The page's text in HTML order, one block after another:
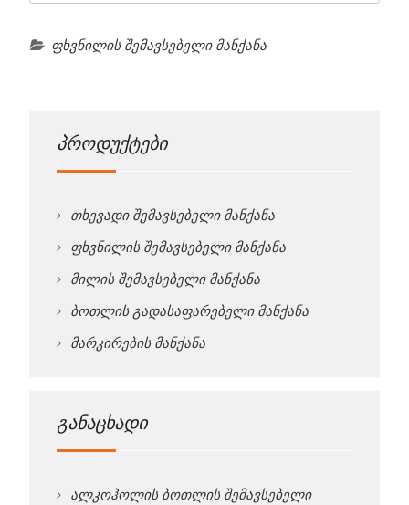
ფხვნილის შემავსებელი მანქანა
პროდუქტები
თხევადი შემავსებელი მანქანა
ფხვნილის შემავსებელი მანქანა
მილის შემავსებელი მანქანა
ბოთლის გადასაფარებელი მანქანა
მარკირების მანქანა
განაცხადი
ალკოჰოლის ბოთლის შემავსებელი